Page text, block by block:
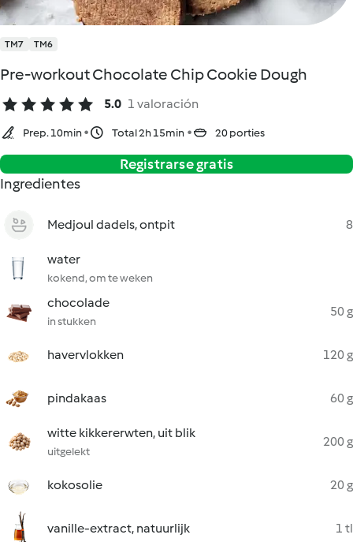
TM7 TM6
Pre-workout Chocolate Chip Cookie Dough
5.0 1 valoración
Prep. 10min Total 2h 15min 20 porties
Registrarse gratis
Ingredientes
Medjoul dadels, ontpit 8
water
kokend, om te weken
chocolade
in stukken
50 g
havervlokken 120 g
pindakaas 60 g
witte kikkererwten, uit blik
uitgelekt
200 g
kokosolie 20 g
vanille-extract, natuurlijk 1 tl